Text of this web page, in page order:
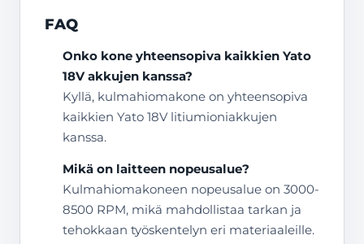
FAQ
Onko kone yhteensopiva kaikkien Yato
18V akkujen kanssa?
Kyllä, kulmahiomakone on yhteensopiva
kaikkien Yato 18V litiumioniakkujen
kanssa.
Mikä on laitteen nopeusalue?
Kulmahiomakoneen nopeusalue on 3000-
8500 RPM, mikä mahdollistaa tarkan ja
tehokkaan työskentelyn eri materiaaleille.